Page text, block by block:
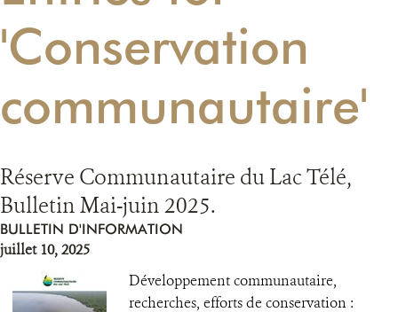
RESSOURCES
'Conservation
communautaire'
Réserve Communautaire du Lac Télé,
Bulletin Mai-juin 2025.
BULLETIN D'INFORMATION
juillet 10, 2025
Développement communautaire,
recherches, efforts de conservation :